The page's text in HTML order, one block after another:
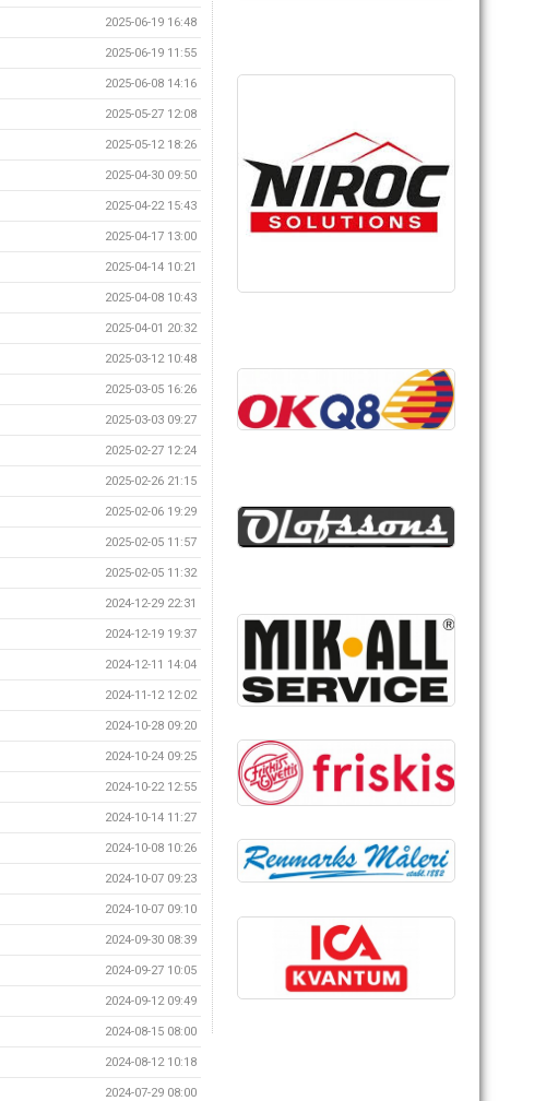
2025-06-19 16:48
2025-06-19 11:55
2025-06-08 14:16
2025-05-27 12:08
2025-05-12 18:26
2025-04-30 09:50
2025-04-22 15:43
2025-04-17 13:00
2025-04-14 10:21
2025-04-08 10:43
2025-04-01 20:32
2025-03-12 10:48
2025-03-05 16:26
2025-03-03 09:27
2025-02-27 12:24
2025-02-26 21:15
2025-02-06 19:29
2025-02-05 11:57
2025-02-05 11:32
2024-12-29 22:31
2024-12-19 19:37
2024-12-11 14:04
2024-11-12 12:02
2024-10-28 09:20
2024-10-24 09:25
2024-10-22 12:55
2024-10-14 11:27
2024-10-08 10:26
2024-10-07 09:23
2024-10-07 09:10
2024-09-30 08:39
2024-09-27 10:05
2024-09-12 09:49
2024-08-15 08:00
2024-08-12 10:18
2024-07-29 08:00